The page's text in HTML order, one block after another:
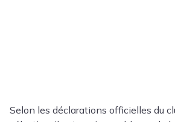
Selon les déclarations officielles du